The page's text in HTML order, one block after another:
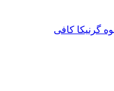
گرنیکا کافی